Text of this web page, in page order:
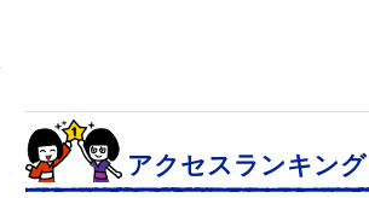
アクセスランキング